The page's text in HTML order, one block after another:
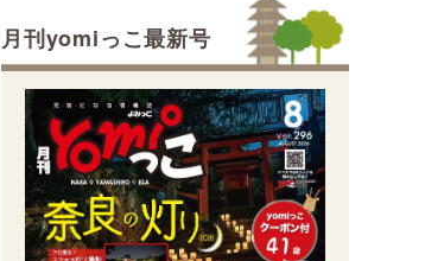
月刊yomiっこ最新号